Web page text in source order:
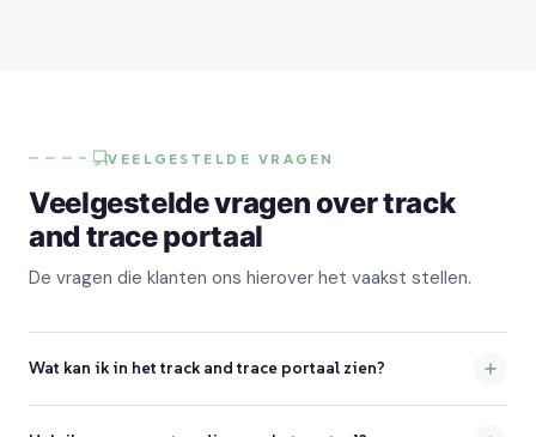
VEELGESTELDE VRAGEN
Veelgestelde vragen over track
and trace portaal
De vragen die klanten ons hierover het vaakst stellen.
Wat kan ik in het track and trace portaal zien?